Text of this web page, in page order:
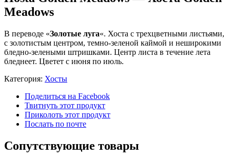
Meadows
В переводе «Золотые луга«. Хоста с трехцветными листьями,
с золотистым центром, темно-зеленой каймой и неширокими
бледно-зелеными штришками. Центр листа в течение лета
бледнеет. Цветет с июня по июль.
Категория: Хосты
Поделиться на Facebook
Твитнуть этот продукт
Приколоть этот продукт
Послать по почте
Сопутствующие товары